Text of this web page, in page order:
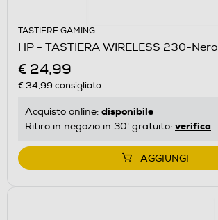
TASTIERE GAMING
HP - TASTIERA WIRELESS 230-Nero
€ 24,99
€ 34,99 consigliato
Acquisto online: disponibile
Ritiro in negozio in 30' gratuito: verifica
AGGIUNGI